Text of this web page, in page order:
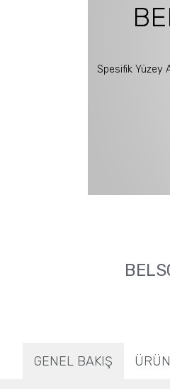
Spesifik Yüzey
GENEL BAKIŞ